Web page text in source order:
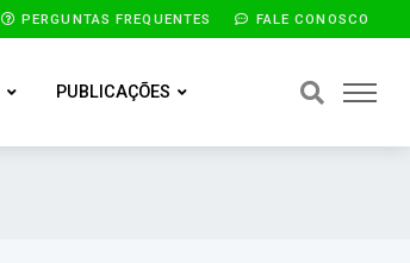
PERGUNTAS FREQUENTES FALE CONOSCO
PUBLICAÇÕES